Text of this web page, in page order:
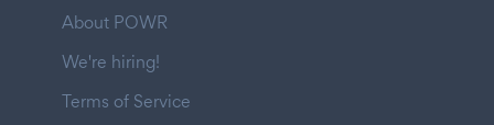
About POWR
We're hiring!
Terms of Service